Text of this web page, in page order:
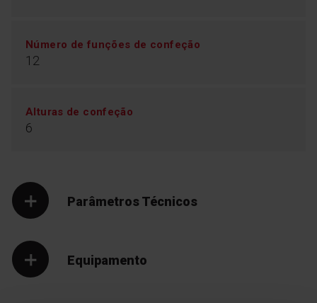
Número de funções de confeção
12
Alturas de confeção
6
Parâmetros Técnicos
Equipamento